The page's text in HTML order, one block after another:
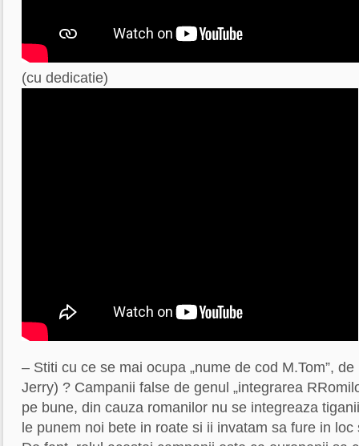
(cu dedicatie)
– Stiti cu ce se mai ocupa „nume de cod M.Tom”,
Jerry) ? Campanii false de genul „integrarea
pe bune, din cauza romanilor nu se integreaza
le punem noi bete in roate si ii invatam sa fure in